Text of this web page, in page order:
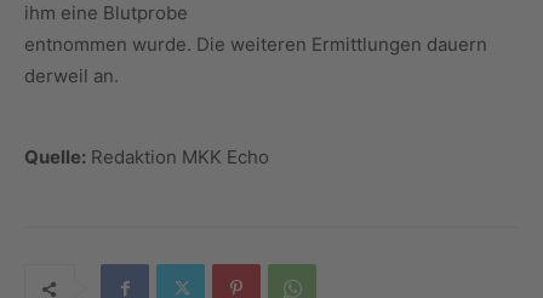
ihm eine Blutprobe
entnommen wurde. Die weiteren Ermittlungen dauern
derweil an.
Quelle: Redaktion MKK Echo